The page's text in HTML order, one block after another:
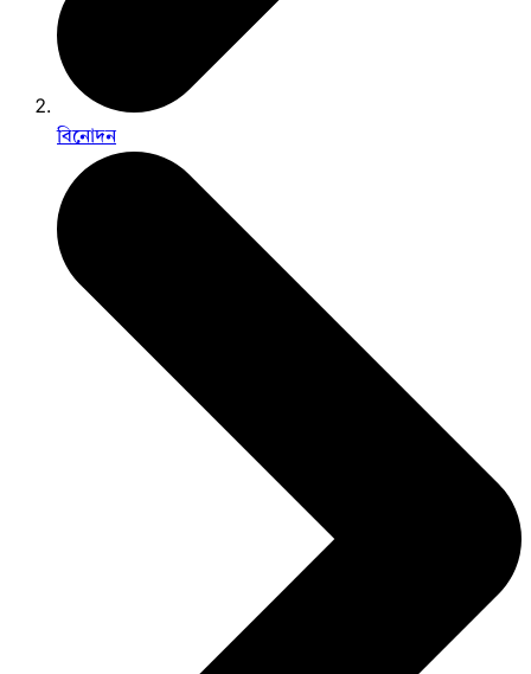
বিনোদন